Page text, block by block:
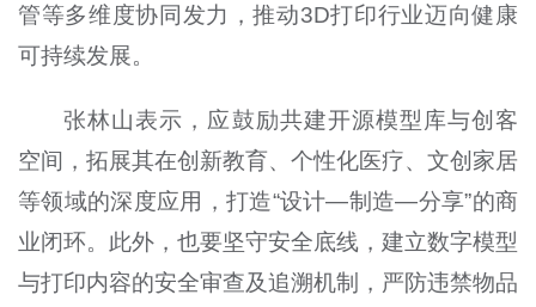
管等多维度协同发力，推动3D打印行业迈向健康
可持续发展。
张林山表示，应鼓励共建开源模型库与创客
空间，拓展其在创新教育、个性化医疗、文创家居
等领域的深度应用，打造“设计—制造—分享”的商
业闭环。此外，也要坚守安全底线，建立数字模型
与打印内容的安全审查及追溯机制，严防违禁物品